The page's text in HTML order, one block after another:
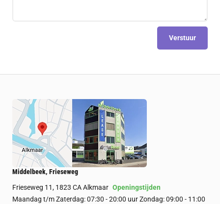
Verstuur
Middelbeek, Frieseweg
Frieseweg 11, 1823 CA Alkmaar Openingstijden
Maandag t/m Zaterdag: 07:30 - 20:00 uur Zondag: 09:00 - 11:00